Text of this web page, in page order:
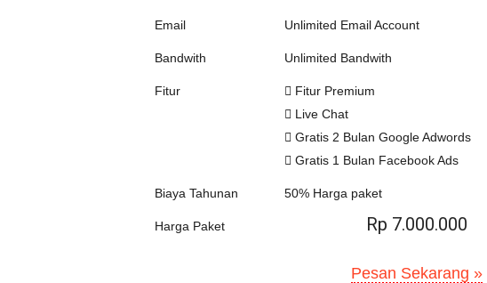
Email Unlimited Email Account
Bandwith Unlimited Bandwith
Fitur
Fitur Premium
Live Chat
Gratis 2 Bulan Google Adwords
Gratis 1 Bulan Facebook Ads
Biaya Tahunan 50% Harga paket
Harga Paket Rp 7.000.000
Pesan Sekarang »